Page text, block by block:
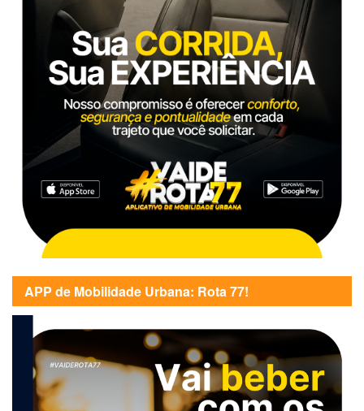
APP de Mobilidade Urbana: Rota 77!